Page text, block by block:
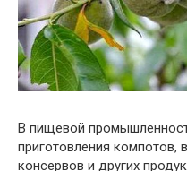
В пищевой
приготовления компотов,
консервов и других